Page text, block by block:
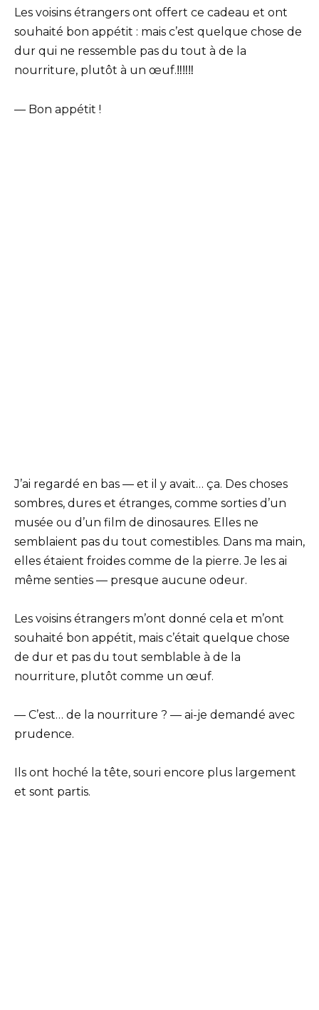
Les voisins étrangers ont offert ce cadeau et ont
souhaité bon appétit : mais c’est quelque chose de
dur qui ne ressemble pas du tout à de la
nourriture, plutôt à un œuf.‼️‼️‼️
— Bon appétit !
J’ai regardé en bas — et il y avait… ça. Des choses
sombres, dures et étranges, comme sorties d’un
musée ou d’un film de dinosaures. Elles ne
semblaient pas du tout comestibles. Dans ma main,
elles étaient froides comme de la pierre. Je les ai
même senties — presque aucune odeur.
Les voisins étrangers m’ont donné cela et m’ont
souhaité bon appétit, mais c’était quelque chose
de dur et pas du tout semblable à de la
nourriture, plutôt comme un œuf.
— C’est… de la nourriture ? — ai-je demandé avec
prudence.
Ils ont hoché la tête, souri encore plus largement
et sont partis.